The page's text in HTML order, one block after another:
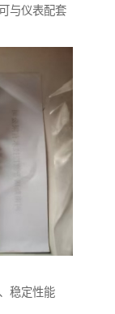
与仪表配套
稳定性能